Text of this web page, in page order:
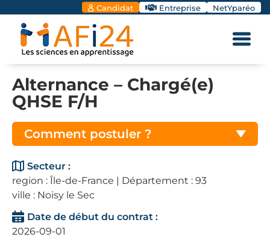
Candidat Entreprise NetYparéo
Alternance – Chargé(e)
QHSE F/H
Comment postuler ?
Secteur :
region : Île-de-France | Département : 93
ville : Noisy le Sec
Date de début du contrat :
2026-09-01